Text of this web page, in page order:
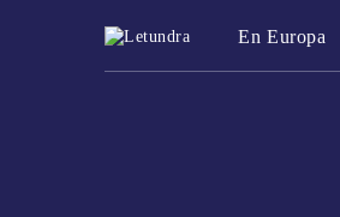
En Europa